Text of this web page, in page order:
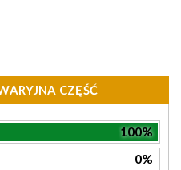
CZĘŚĆ
100%
0%